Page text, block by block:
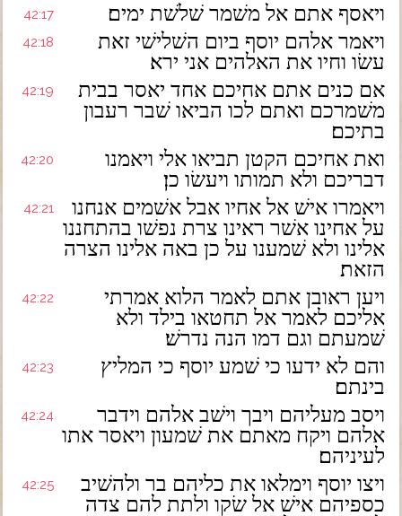
42:17 ויאסף אתם אל משׁמר שׁלשׁת ימים׃
42:18
ויאמר אלהם יוסף ביום השׁלישׁי זאת
עשׂו וחיו את האלהים אני ירא׃
42:19
אם כנים אתם אחיכם אחד יאסר בבית
משׁמרכם ואתם לכו הביאו שׁבר רעבון
בתיכם׃
42:20
ואת אחיכם הקטן תביאו אלי ויאמנו
דבריכם ולא תמותו ויעשׂו כן׃
42:21
ויאמרו אישׁ אל אחיו אבל אשׁמים אנחנו
על אחינו אשׁר ראינו צרת נפשׁו בהתחננו
אלינו ולא שׁמענו על כן באה אלינו הצרה
הזאת׃
42:22
ויען ראובן אתם לאמר הלוא אמרתי
אליכם לאמר אל תחטאו בילד ולא
שׁמעתם וגם דמו הנה נדרשׁ׃
42:23
והם לא ידעו כי שׁמע יוסף כי המליץ
בינתם׃
42:24
ויסב מעליהם ויבך וישׁב אלהם וידבר
אלהם ויקח מאתם את שׁמעון ויאסר אתו
לעיניהם׃
42:25
ויצו יוסף וימלאו את כליהם בר ולהשׁיב
כספיהם אישׁ אל שׂקו ולתת להם צדה